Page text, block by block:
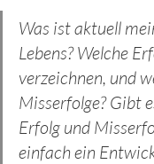
Was ist aktuell
Lebens? Welche
verzeichnen, und
Misserfolge? Gibt
Erfolg und
einfach ein